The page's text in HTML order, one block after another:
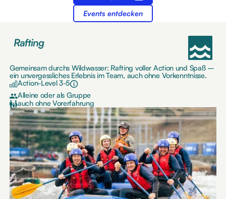
Events entdecken
Rafting
Gemeinsam durchs Wildwasser: Rafting voller Action und Spaß –
ein unvergessliches Erlebnis im Team, auch ohne Vorkenntnisse.
Action-Level 3-5
Alleine oder als Gruppe
auch ohne Vorerfahrung